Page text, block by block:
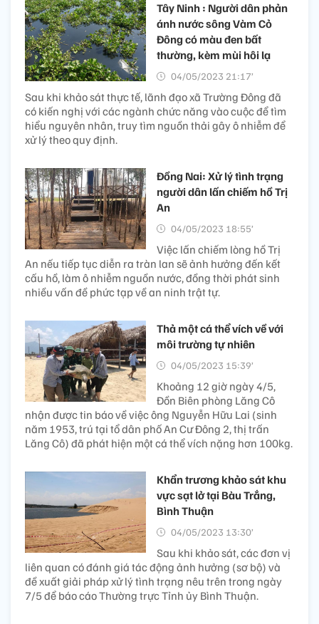
Tây Ninh : Người dân phản
ánh nước sông Vàm Cỏ
Đông có màu đen bất
thường, kèm mùi hôi lạ
04/05/2023 21:17’
Sau khi khảo sát thực tế, lãnh đạo xã Trường Đông đã
có kiến nghị với các ngành chức năng vào cuộc để tìm
hiểu nguyên nhân, truy tìm nguồn thải gây ô nhiễm để
xử lý theo quy định.
Đồng Nai: Xử lý tình trạng
người dân lấn chiếm hồ Trị
An
04/05/2023 18:55’
Việc lấn chiếm lòng hồ Trị
An nếu tiếp tục diễn ra tràn lan sẽ ảnh hưởng đến kết
cấu hồ, làm ô nhiễm nguồn nước, đồng thời phát sinh
nhiều vấn đề phức tạp về an ninh trật tự.
Thả một cá thể vích về với
môi trường tự nhiên
04/05/2023 15:39’
Khoảng 12 giờ ngày 4/5,
Đồn Biên phòng Lăng Cô
nhận được tin báo về việc ông Nguyễn Hữu Lai (sinh
năm 1953, trú tại tổ dân phố An Cư Đông 2, thị trấn
Lăng Cô) đã phát hiện một cá thể vích nặng hơn 100kg.
Khẩn trương khảo sát khu
vực sạt lở tại Bàu Trắng,
Bình Thuận
04/05/2023 13:30’
Sau khi khảo sát, các đơn vị
liên quan có đánh giá tác động ảnh hưởng (sơ bộ) và
đề xuất giải pháp xử lý tình trạng nêu trên trong ngày
7/5 để báo cáo Thường trực Tỉnh ủy Bình Thuận.